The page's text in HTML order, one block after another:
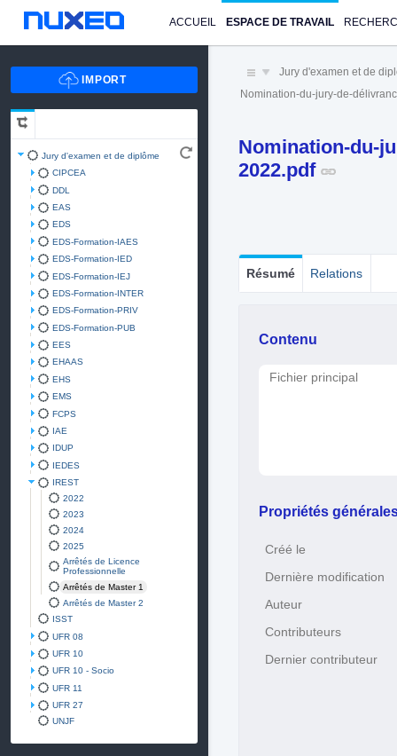
ACCUEIL ESPACE DE TRAVAIL
Jury d'examen et de diplôme
CIPCEA
DDL
EAS
EDS
EDS-Formation-IAES
EDS-Formation-IED
EDS-Formation-IEJ
EDS-Formation-INTER
EDS-Formation-PRIV
EDS-Formation-PUB
EES
EHAAS
EHS
EMS
FCPS
IAE
IDUP
IEDES
IREST
2022
2023
2024
2025
Arrêtés de Licence
Professionnelle
Arrêtés de Master 1
Arrêtés de Master 2
ISST
UFR 08
UFR 10
UFR 10 - Socio
UFR 11
UFR 27
UNJF
Jury d'examen et de
Nomination-du-jury-de-
Nomination-du-
2022.pdf
Résumé Relations
Contenu
Fichier principal
Propriétés
Créé le
Dernière modification
Auteur
Contributeurs
Dernier contributeur